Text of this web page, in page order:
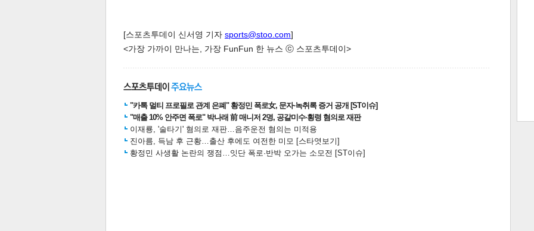
스북 터 공 공유 버블
달기
[스포츠투데이 신서영 기자 sports@stoo.com]
<가장 가까이 만나는, 가장 FunFun 한 뉴스 ⓒ 스포츠투데이>
"카톡 멀티 프로필로 관계 은폐" 황정민 폭로女, 문자·녹취록 증거 공개 [ST이슈]
"매출 10% 안주면 폭로" 박나래 前 매니저 2명, 공갈미수·횡령 혐의로 재판
이재룡, '술타기' 혐의로 재판…음주운전 혐의는 미적용
진아름, 득남 후 근황…출산 후에도 여전한 미모 [스타엿보기]
황정민 사생활 논란의 쟁점…잇단 폭로·반박 오가는 소모전 [ST이슈]